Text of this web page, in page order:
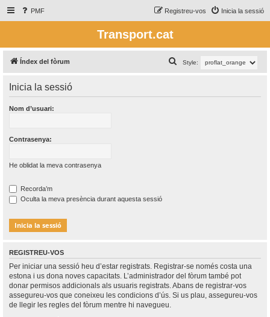
PMF Inicia la sessió
Registreu-vos
Transport.cat
Índex del fòrum Style:
e
Inicia la sessió
Nom d’usuari:
Contrasenya:
He oblidat la meva contrasenya
Recorda’m
Oculta la meva presència durant aquesta sessió
REGISTREU-VOS
Per iniciar una sessió heu d’estar registrats. Registrar-se només costa una
estona i us dona noves capacitats. L’administrador del fòrum també pot
donar permisos addicionals als usuaris registrats. Abans de registrar-vos
assegureu-vos que coneixeu les condicions d’ús. Si us plau, assegureu-vos
de llegir les regles del fòrum mentre hi navegueu.